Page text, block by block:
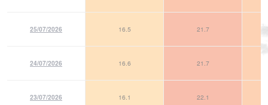
25/07/2026 16.5 21.7
24/07/2026 16.6 21.7
23/07/2026 16.1 22.1